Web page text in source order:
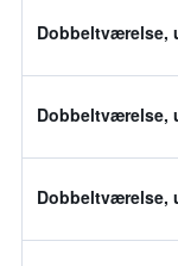
Dobbeltværelse,
Dobbeltværelse,
Dobbeltværelse,